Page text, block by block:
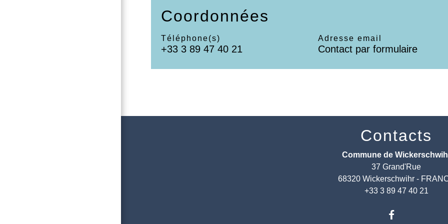
Coordonnées
Téléphone(s)
+33 3 89 47 40 21
Adresse email
Contact par formulaire
Contacts
Commune de
37 Grand'Rue
68320 Wickerschwihr -
+33 3 89 47 40 21